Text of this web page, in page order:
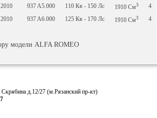
937 A5.000 110 Кв - 150 Лс 1910 См3
4
937 A6.000 125 Кв - 170 Лс 1910 См3 4
модели ALFA ROMEO
д.12/27 (м.Рязанский пр-кт)